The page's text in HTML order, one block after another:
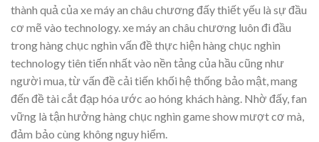
thành quả của xe máy an châu chương đấy thiết yếu là sự đầu
cơ mẽ vào technology. xe máy an châu chương luôn đi đầu
trong hàng chục nghìn vấn đề thực hiện hàng chục nghìn
technology tiên tiến nhất vào nền tảng của hầu cũng như
người mua, từ vấn đề cải tiến khối hệ thống bảo mật, mang
đến đề tài cắt đạp hóa ước ao hóng khách hàng. Nhờ đấy, fan
vững là tận hưởng hàng chục nghìn game show mượt cơ mà,
đảm bảo cùng không nguy hiểm.